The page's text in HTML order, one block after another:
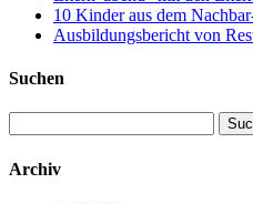
10 Kinder aus dem
Ausbildungsbericht von
Suchen
nach:
Archiv